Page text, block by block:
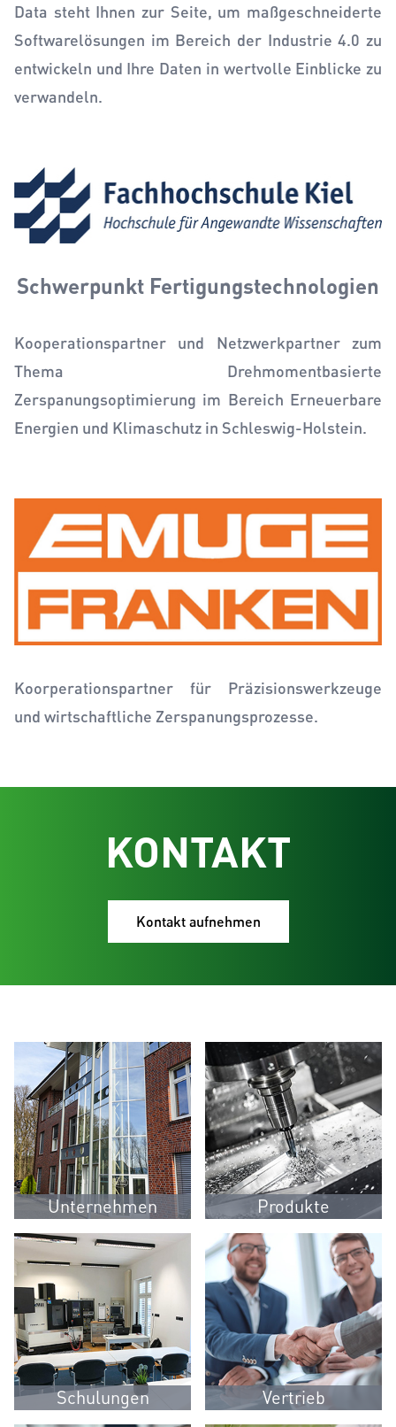
Data steht Ihnen zur Seite, um maßgeschneiderte
Softwarelösungen im Bereich der Industrie 4.0 zu
entwickeln und Ihre Daten in wertvolle Einblicke zu
verwandeln.
Schwerpunkt Fertigungstechnologien
Kooperationspartner und Netzwerkpartner zum
Thema Drehmomentbasierte
Zerspanungsoptimierung im Bereich Erneuerbare
Energien und Klimaschutz in Schleswig-Holstein.
Koorperationspartner für Präzisionswerkzeuge
und wirtschaftliche Zerspanungsprozesse.
KONTAKT
Kontakt aufnehmen
Unternehmen Produkte
Schulungen Vertrieb